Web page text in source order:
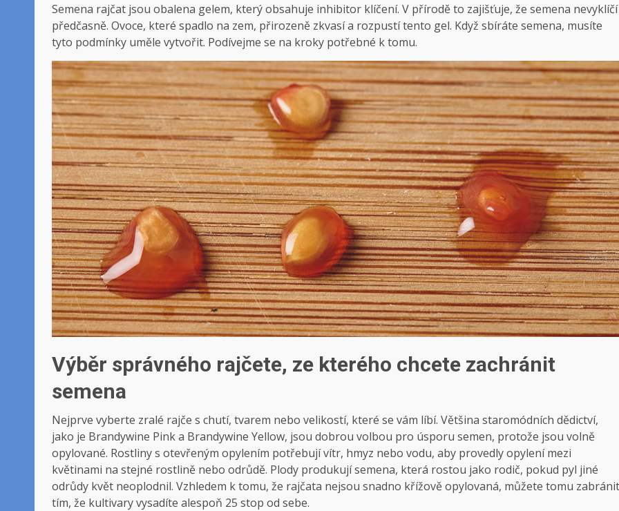
Semena rajčat jsou obalena gelem, který obsahuje inhibitor klíčení. V přírodě to zajišťuje, že semena nevyklíčí
předčasně. Ovoce, které spadlo na zem, přirozeně zkvasí a rozpustí tento gel. Když sbíráte semena, musíte
tyto podmínky uměle vytvořit. Podívejme se na kroky potřebné k tomu.
Výběr správného rajčete, ze kterého chcete zachránit
semena
Nejprve vyberte zralé rajče s chutí, tvarem nebo velikostí, které se vám líbí. Většina staromódních dědictví,
jako je Brandywine Pink a Brandywine Yellow, jsou dobrou volbou pro úsporu semen, protože jsou volně
opylované. Rostliny s otevřeným opylením potřebují vítr, hmyz nebo vodu, aby provedly opylení mezi
květinami na stejné rostlině nebo odrůdě. Plody produkují semena, která rostou jako rodič, pokud pyl jiné
odrůdy květ neoplodnil. Vzhledem k tomu, že rajčata nejsou snadno křížově opylovaná, můžete tomu zabránit
tím, že kultivary vysadíte alespoň 25 stop od sebe.